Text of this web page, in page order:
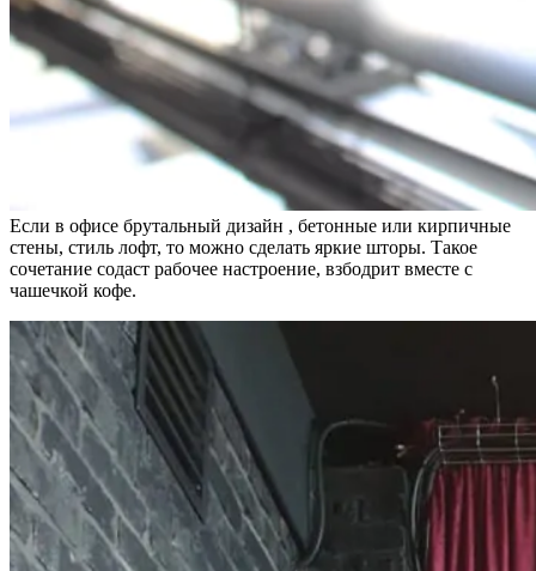
Если в офисе брутальный дизайн , бетонные или кирпичные
стены, стиль лофт, то можно сделать яркие шторы. Такое
сочетание содаст рабочее настроение, взбодрит вместе с
чашечкой кофе.